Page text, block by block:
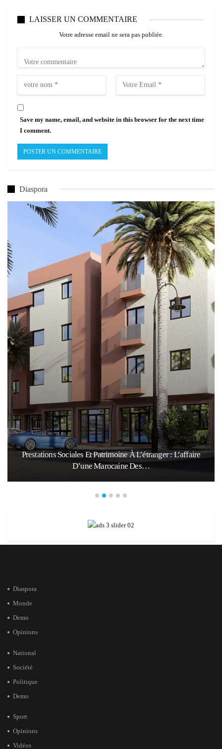
LAISSER UN COMMENTAIRE
Votre adresse email ne sera pas publiée.
Save my name, email, and website in this browser for the next time
I comment.
Diaspora
Ceuta Face À La Crise Des Mineurs Migrants : Entre
Urgence Humanitaire, Tensions…
Diaspora
Monde
Demo
Opinions
National
Société
Politique
Demo
Sport
Opinions
Vidéos